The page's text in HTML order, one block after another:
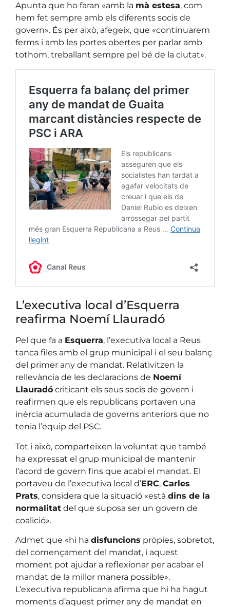
Apunta que ho faran «amb la mà estesa, com
hem fet sempre amb els diferents socis de
govern». És per això, afegeix, que «continuarem
ferms i amb les portes obertes per parlar amb
tothom, treballant sempre pel bé de la ciutat».
L’executiva local d’Esquerra
reafirma Noemí Llauradó
Pel que fa a Esquerra, l’executiva local a Reus
tanca files amb el grup municipal i el seu balanç
del primer any de mandat. Relativitzen la
rellevància de les declaracions de Noemí
Llauradó criticant els seus socis de govern i
reafirmen que els republicans portaven una
inèrcia acumulada de governs anteriors que no
tenia l’equip del PSC.
Tot i això, comparteixen la voluntat que també
ha expressat el grup municipal de mantenir
l’acord de govern fins que acabi el mandat. El
portaveu de l’executiva local d’ERC, Carles
Prats, considera que la situació «està dins de la
normalitat del que suposa ser un govern de
coalició».
Admet que «hi ha disfuncions pròpies, sobretot,
del començament del mandat, i aquest
moment pot ajudar a reflexionar per acabar el
mandat de la millor manera possible».
L’executiva republicana afirma que hi ha hagut
moments d’aquest primer any de mandat en